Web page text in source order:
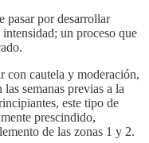
pasar por desarrollar
un proceso que
con cautela y moderación,
semanas previas a la
este tipo de
prescindido,
de las zonas 1 y 2.